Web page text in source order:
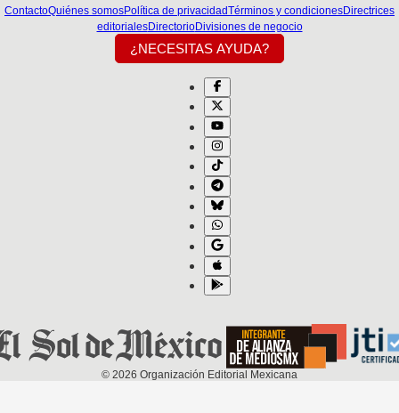
ContactoQuiénes somosPolítica de privacidadTérminos y condicionesDirectrices
editorialesDirectorioDivisiones de negocio
¿NECESITAS AYUDA?
© 2026 Organización Editorial Mexicana